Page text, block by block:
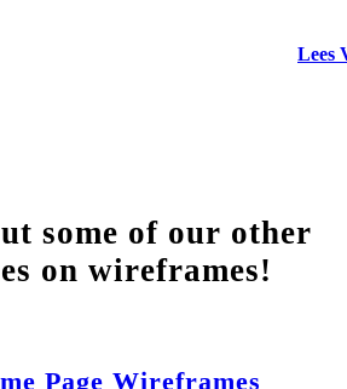
Lees
some of our other
on wireframes!
Page Wireframes